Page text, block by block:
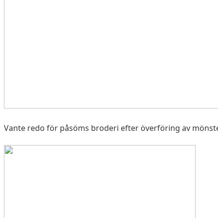
Vante redo för påsöms broderi efter överföring av